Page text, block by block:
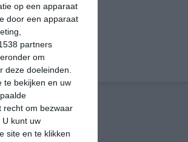
op een apparaat
door een apparaat
partners
om
doeleinden.
te bekijken en uw
recht om bezwaar
kunt uw
site en te klikken